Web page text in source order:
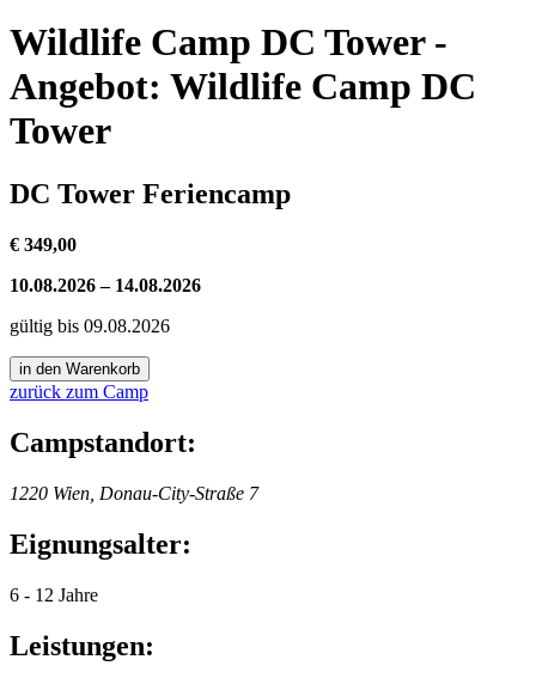
Wildlife Camp DC Tower -
Angebot: Wildlife Camp DC
Tower
DC Tower Feriencamp
€ 349,00
10.08.2026 – 14.08.2026
gültig bis 09.08.2026
zurück zum Camp
Campstandort:
1220 Wien, Donau-City-Straße 7
Eignungsalter:
6 - 12 Jahre
Leistungen: